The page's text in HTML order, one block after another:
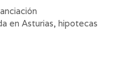
en Asturias, hipotecas